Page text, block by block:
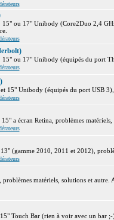
15" ou 17" Unibody (Core2Duo 2,4
ou 17" Unibody (équipés du port
15" Unibody (équipés du port USB
a écran Retina, problèmes matériels,
(gamme 2010, 2011 et 2012),
matériels, solutions et
Touch Bar (rien à voir avec un bar